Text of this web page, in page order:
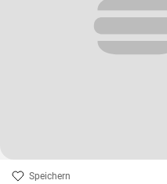
Speichern